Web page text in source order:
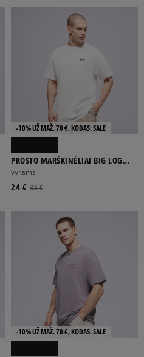
-10% UŽ MAŽ. 70 €, KODAS: SALE
PROSTO MARŠKINĖLIAI BIG LOG
INFINITY WHITE
vyrams
35 €
24 €
-10% UŽ MAŽ. 70 €, KODAS: SALE